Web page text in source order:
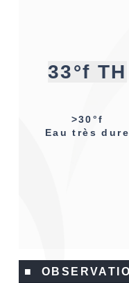
33°f TH
>30°f
Eau très dure
■